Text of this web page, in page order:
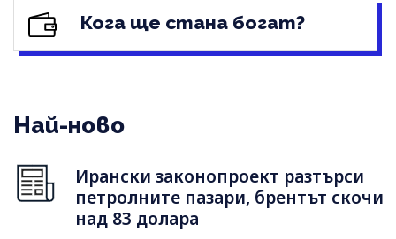
Кога ще стана богат?
Най-ново
Ирански законопроект разтърси
петролните пазари, брентът скочи
над 83 долара